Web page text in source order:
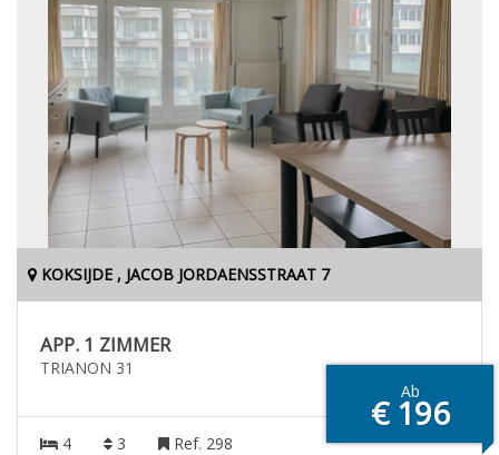
KOKSIJDE , JACOB JORDAENSSTRAAT 7
APP. 1 ZIMMER
TRIANON 31
Ab
€ 196
4 3 Ref. 298